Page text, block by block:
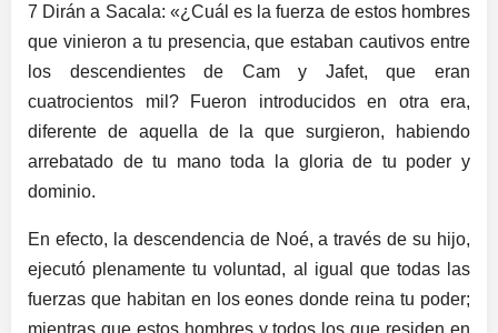
7 Dirán a Sacala: «¿Cuál es la fuerza de estos hombres
que vinieron a tu presencia, que estaban cautivos entre
los descendientes de Cam y Jafet, que eran
cuatrocientos mil? Fueron introducidos en otra era,
diferente de aquella de la que surgieron, habiendo
arrebatado de tu mano toda la gloria de tu poder y
dominio.
En efecto, la descendencia de Noé, a través de su hijo,
ejecutó plenamente tu voluntad, al igual que todas las
fuerzas que habitan en los eones donde reina tu poder;
mientras que estos hombres y todos los que residen en